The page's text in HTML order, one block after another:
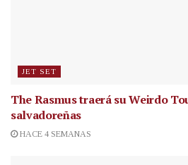
JET SET
The Rasmus traerá su Weirdo
salvadoreñas
HACE 4 SEMANAS